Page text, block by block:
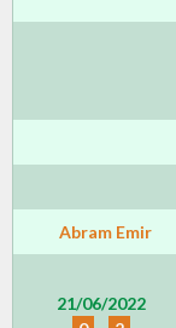
Abram Emir
21/06/2022